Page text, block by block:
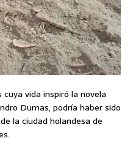
vida inspiró la novela
Dumas, podría haber sido
la ciudad holandesa de